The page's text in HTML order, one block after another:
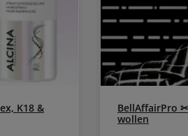
K18 &
BellAffairPro
wollen